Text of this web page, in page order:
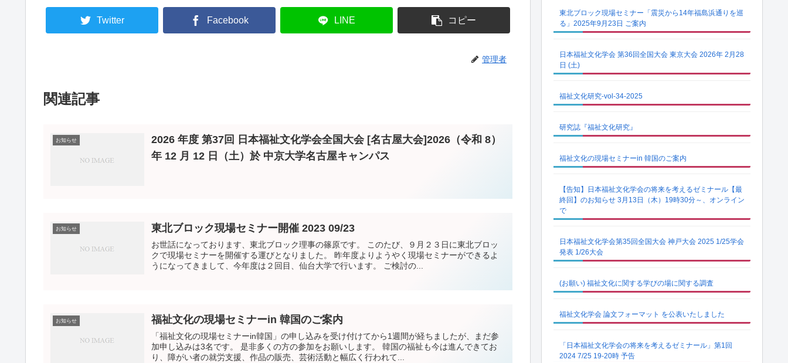
Twitter Facebook LINE コピー
管理者
関連記事
お知らせ
2026 年度 第37回 日本福祉文化学会全国大会 [名古屋大会]2026（令和 8）
年 12 月 12 日（土）於 中京大学名古屋キャンパス
お知らせ 東北ブロック現場セミナー開催 2023 09/23
お世話になっております、東北ブロック理事の篠原です。 このたび、９月２３日に東北ブロッ
クで現場セミナーを開催する運びとなりました。 昨年度よりようやく現場セミナーができるよ
うになってきまして、今年度は２回目、仙台大学で行います。 ご検討の...
お知らせ 福祉文化の現場セミナーin 韓国のご案内
「福祉文化の現場セミナーin韓国」の申し込みを受け付けてから1週間が経ちましたが、まだ参
加申し込みは3名です。 是非多くの方の参加をお願いします。 韓国の福祉も今は進んできてお
り、障がい者の就労支援、作品の販売、芸術活動と幅広く行われて...
東北ブロック現場セミナー「震災から14年福島浜通りを巡
る」2025年9月23日 ご案内
日本福祉文化学会 第36回全国大会 東京大会 2026年 2月28
日 (土)
福祉文化研究-vol-34-2025
研究誌『福祉文化研究』
福祉文化の現場セミナーin 韓国のご案内
【告知】日本福祉文化学会の将来を考えるゼミナール【最
終回】のお知らせ 3月13日（木）19時30分～、オンライン
で
日本福祉文化学会第35回全国大会 神戸大会 2025 1/25学会
発表 1/26大会
(お願い) 福祉文化に関する学びの場に関する調査
福祉文化学会 論文フォーマット を公表いたしました
「日本福祉文化学会の将来を考えるゼミナール」第1回
2024 7/25 19-20時 予告